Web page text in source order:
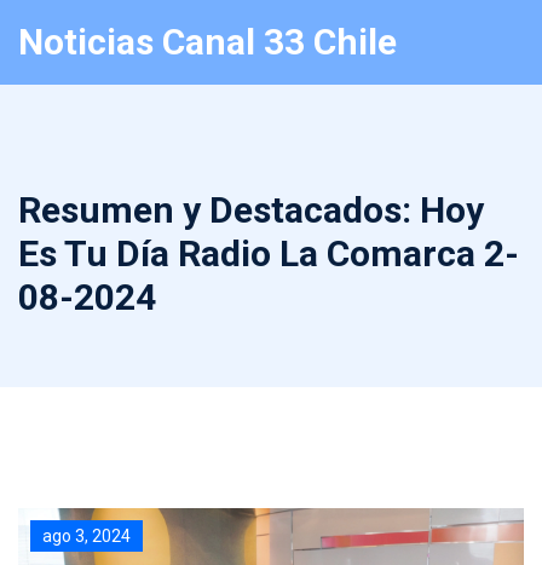
Noticias Canal 33 Chile
Resumen y Destacados: Hoy
Es Tu Día Radio La Comarca 2-
08-2024
ago 3, 2024